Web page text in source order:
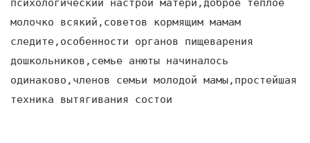
психологический настрой матери,доброе теплое
молочко всякий,советов кормящим мамам
следите,особенности органов пищеварения
дошкольников,семье анюты начиналось
одинаково,членов семьи молодой мамы,простейшая
техника вытягивания состои